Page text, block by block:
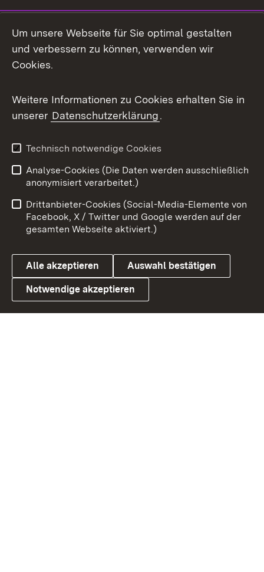
Mastodon
Messenger
Social Wall
X / Twitter
Youtube
Link zum Landesportal
Benutzungshinweise
Barrierefreiheit
Datenschutz
Cookies
Um unsere Webseite für Sie optimal gestalten
und verbessern zu können, verwenden wir
Cookies.
Weitere Informationen zu Cookies erhalten Sie in
unserer Datenschutzerklärung.
Technisch notwendige Cookies
Analyse-Cookies (Die Daten werden ausschließlich
anonymisiert verarbeitet.)
Drittanbieter-Cookies (Social-Media-Elemente von
Facebook, X / Twitter und Google werden auf der
gesamten Webseite aktiviert.)
Alle akzeptieren Auswahl bestätigen
Notwendige akzeptieren